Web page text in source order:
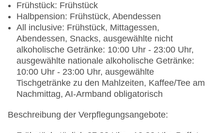
Landeskategorie: 4 Sterne
Frühstück: Frühstück
Halbpension: Frühstück, Abendessen
All inclusive: Frühstück, Mittagessen,
Abendessen, Snacks, ausgewählte nicht
alkoholische Getränke: 10:00 Uhr - 23:00 Uhr,
ausgewählte nationale alkoholische Getränke:
10:00 Uhr - 23:00 Uhr, ausgewählte
Tischgetränke zu den Mahlzeiten, Kaffee/Tee am
Nachmittag, AI-Armband obligatorisch
Beschreibung der Verpflegungsangebote: